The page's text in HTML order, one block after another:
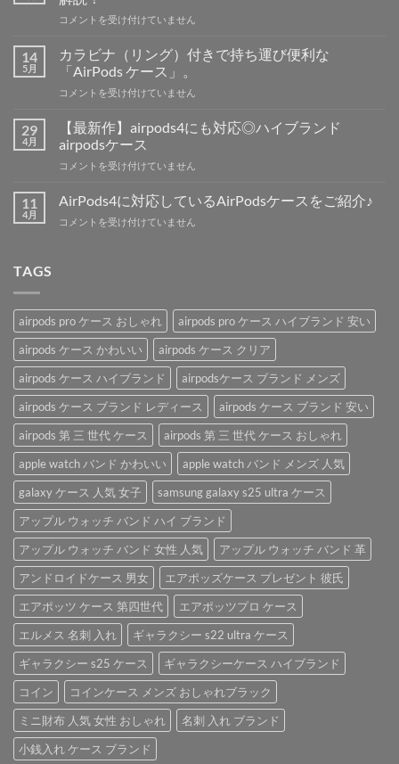
【AirPods
3】
の
売
格、
機
の
コメントを受け付けていません
14
5月
カラビナ（リング）付きで持ち運び便利な
「AirPods ケース」。
カ
（リ
ン
付
で
利
な
「AirPods
ケ
ー
ス」。
は
コメントを受け付けていません
29
4月
【最新作】airpods4にも対応◎ハイブランド
airpodsケース
【最
作】
に
ブ
ラ
ン
ド
airpods
ケ
ー
ス
は
コメントを受け付けていません
11
4月
AirPods4に対応しているAirPodsケースをご紹介♪
AirPods4
い
る
AirPods
ケ
ー
ス
を
ご
紹
介
♪
は
コメントを受け付けていません
TAGS
airpods pro ケース おしゃれ
airpods pro ケース ハイブランド 安い
airpods ケース かわいい
airpods ケース クリア
airpods ケース ハイブランド
airpodsケース ブランド メンズ
airpods ケース ブランド レディース
airpods ケース ブランド 安い
airpods 第 三 世代 ケース
airpods 第 三 世代 ケース おしゃれ
apple watch バンド かわいい
apple watch バンド メンズ 人気
galaxy ケース 人気 女子
samsung galaxy s25 ultra ケース
アップル ウォッチ バンド ハイ ブランド
アップル ウォッチ バンド 女性 人気
アップル ウォッチ バンド 革
アンドロイドケース 男女
エアポッズケース プレゼント 彼氏
エアポッツ ケース 第四世代
エアポッツプロ ケース
エルメス 名刺 入れ
ギャラクシー s22 ultra ケース
ギャラクシー s25 ケース
ギャラクシーケース ハイブランド
コイン
コインケース メンズ おしゃれブラック
ミニ財布 人気 女性 おしゃれ
名刺 入れ ブランド
小銭入れ ケース ブランド